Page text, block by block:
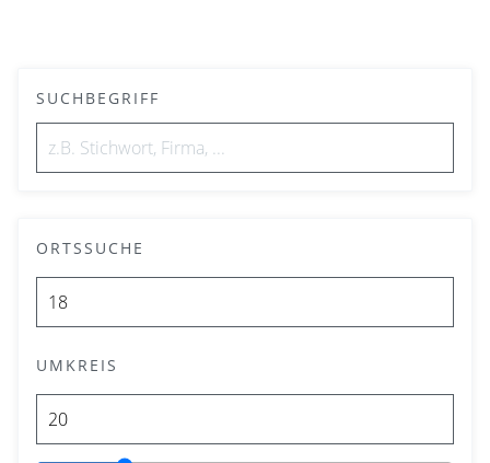
SUCHBEGRIFF
ORTSSUCHE
UMKREIS